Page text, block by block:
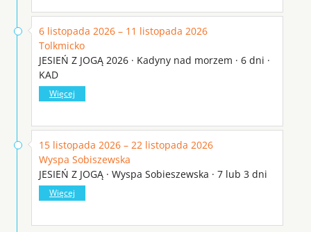
6 listopada 2026 – 11 listopada 2026
Tolkmicko
JESIEŃ Z JOGĄ 2026 · Kadyny nad morzem · 6 dni ·
KAD
Więcej
15 listopada 2026 – 22 listopada 2026
Wyspa Sobiszewska
JESIEŃ Z JOGĄ · Wyspa Sobieszewska · 7 lub 3 dni
Więcej